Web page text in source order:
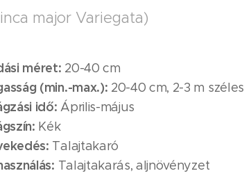
major Variegata)
méret: 20-40 cm
(min.-max.): 20-40 cm, 2-3 m széles
idő:Április-május
Kék
Talajtakaró
Talajtakarás, aljnövényzet